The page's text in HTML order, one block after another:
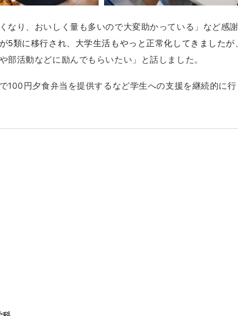
なり、おいしく量も多いので大変助かっている」など感
5類に移行され、大学生活もやっと正常化してきましたが
部活動などに励んでもらいたい」と話しました。
100円夕食弁当を提供するなど学生への支援を継続的に行